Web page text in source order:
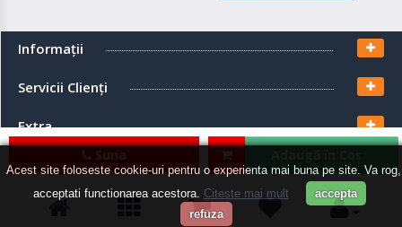
Acest site foloseste cookie-uri pentru o experienta mai buna pe site. Va rog,
acceptati functionarea acestora. Citeste mai mult
accepta
refuza
Suna
Informaţii
Servicii Clienţi
Extra
Contul meu